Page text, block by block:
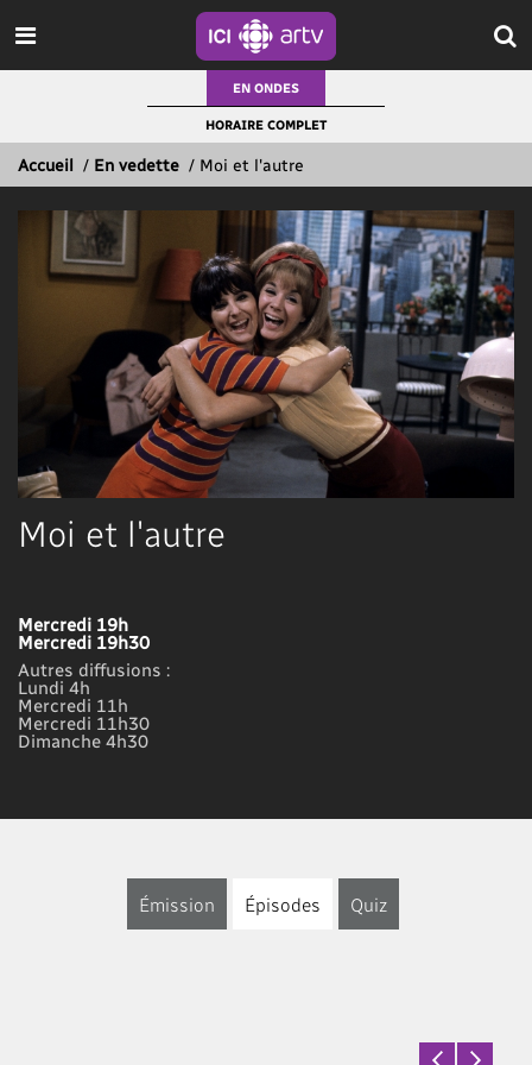
EN ONDES
HORAIRE COMPLET
Accueil / En vedette / Moi et l'autre
Moi et l'autre
Mercredi 19h
Mercredi 19h30
Autres diffusions :
Lundi 4h
Mercredi 11h
Mercredi 11h30
Dimanche 4h30
Émission Épisodes Quiz